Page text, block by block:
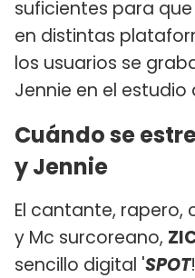
suficientes para
en distintas
los usuarios se
Jennie en el estudio
Cuándo se
y Jennie
El cantante,
y Mc surcoreano,
sencillo digital 'SPOT